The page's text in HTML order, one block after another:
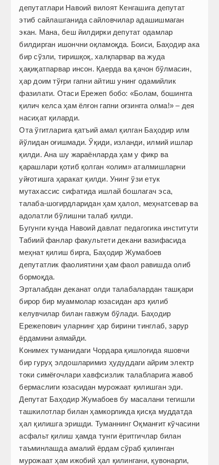
депутатлари Навоий вилоят Кенгашига депутат
этиб сайлашганида сайловчилар адашишмаган
экан. Мана, беш йилдирки депутат одамлар
билдирган ишончни оқламоқда. Боиси, Баҳодир ака
бир сўзли, тиришқоқ, халқпарвар ва жуда
ҳақиқатпарвар инсон. Қаерда ва қачон бўлмасин,
ҳар доим тўғри гапни айтиш унинг одамийлик
фазилати. Отаси Ережеп бобо: «Болам, бошингга
қилич келса ҳам ёлғон гапни оғзингга олма!» – дея
насиҳат қиларди.
Ота ўгитларига қатъий амал қилган Баҳодир илм
йўлидан оғишмади. Ўқиди, изланди, илмий ишлар
қилди. Ана шу жараёнларда ҳам у фикр ва
қарашлари қотиб қолган «олим» аталмишларни
уйғотишга ҳаракат қилди. Унинг ўзи етук
мутахассис сифатида ишлай бошлагач эса,
талаба-шогирдларидан ҳам ҳалол, меҳнатсевар ва
адолатли бўлишни талаб қилди.
Бугунги кунда Навоий давлат педагогика инс­титути
Табиий фанлар факультети декани вазифасида
меҳнат қилиш бирга, Баҳодир Жумабоев
депутатлик фаолиятини ҳам фаол равишда олиб
бормоқда.
Эрталабдан деканат олди талабалардан ташқари
бирор бир муаммолар юзасидан арз қилиб
келувчилар билан гавжум бўлади. Баҳодир
Ережепович уларнинг ҳар бирини тинглаб, зарур
ёрдамини аямайди.
Конимех туманидаги Чордара қишлоғида яшовчи
бир гуруҳ элдошларимиз ҳудуддаги айрим электр
токи симёғочлари хавфсизлик талабларига жавоб
бермаслиги юзасидан мурожаат қилишган эди.
Депутат Баҳодир Жумабоев бу масалани тегиш­ли
ташкилотлар билан ҳамкорликда қисқа муддатда
ҳал қилишга эришди. Туманнинг Оқманғит кўчасини
асфальт қилиш ҳамда тунги ёритгичлар билан
таъминлашда амалий ёрдам сўраб қилинган
мурожаат ҳам ижобий ҳал қилингани, қувонарли,